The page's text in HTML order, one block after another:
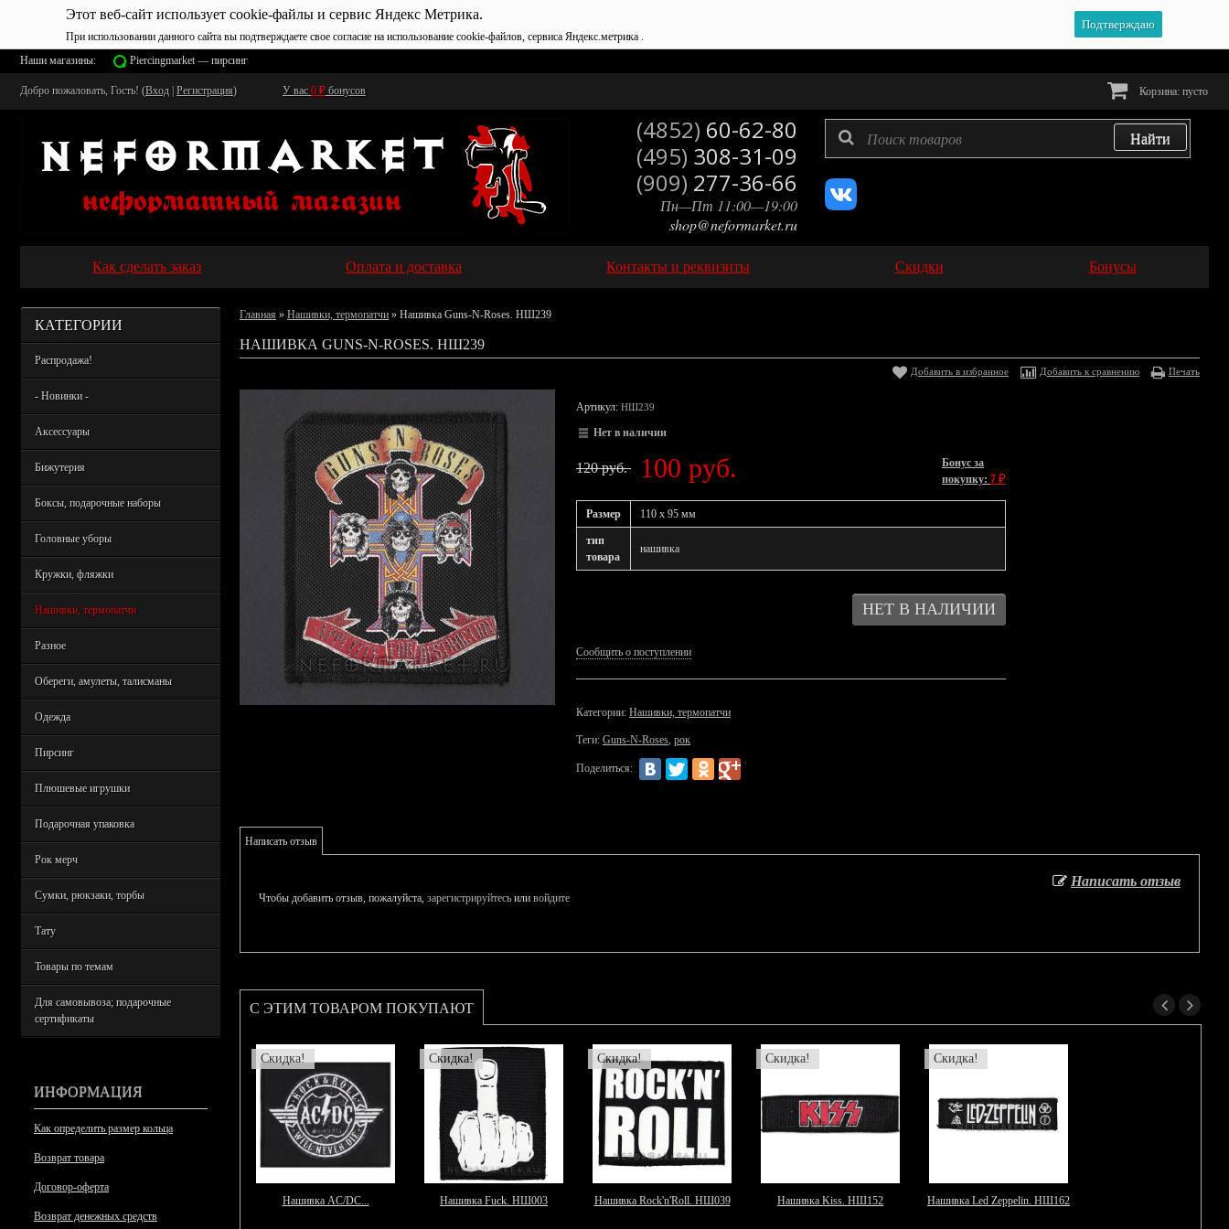
Этот веб-сайт использует cookie-файлы и сервис Яндекс Метрика.
При использовании данного сайта вы подтверждаете свое согласие на использование cookie-файлов, сервиса Яндекс.метрика .
Подтверждаю
Наши магазины: Piercingmarket — пирсинг
Добро пожаловать, Гость! (Вход Регистрация) У вас 0 ₽ бонусов Корзина: пусто
(4852) 60-62-80
(495) 308-31-09
(909) 277-36-66
Пн—Пт 11:00—19:00
shop@neformarket.ru
Как сделать заказ Оплата и доставка Контакты и реквизиты Скидки Бонусы
КАТЕГОРИИ
Распродажа!
- Новинки -
Аксессуары
Бижутерия
Боксы, подарочные наборы
Головные уборы
Кружки, фляжки
Нашивки, термопатчи
Разное
Обереги, амулеты, талисманы
Одежда
Пирсинг
Плюшевые игрушки
Подарочная упаковка
Рок мерч
Сумки, рюкзаки, торбы
Тату
Товары по темам
Для самовывоза; подарочные
сертификаты
ИНФОРМАЦИЯ
Как определить размер кольца
Возврат товара
Договор-оферта
Возврат денежных средств
Главная » Нашивки, термопатчи » Нашивка Guns-N-Roses. НШ239
НАШИВКА GUNS-N-ROSES. НШ239
Добавить в избранное Добавить к сравнению Печать
Артикул: НШ239
Нет в наличии
120 руб. 100 руб.
Бонус за
покупку: 7 ₽
Размер 110 х 95 мм
тип
товара
нашивка
Сообщить о поступлении
Категории: Нашивки, термопатчи
Теги: Guns-N-Roses, рок
Поделиться:
Написать отзыв
Написать отзыв
Чтобы добавить отзыв, пожалуйста, зарегистрируйтесь или войдите
С ЭТИМ ТОВАРОМ ПОКУПАЮТ
Скидка!
Нашивка AC/DC...
Скидка!
Нашивка Fuck. НШ003
Скидка!
Нашивка Rock'n'Roll. НШ039
Скидка!
Нашивка Kiss. НШ152
Скидка!
Нашивка Led Zeppelin. НШ162